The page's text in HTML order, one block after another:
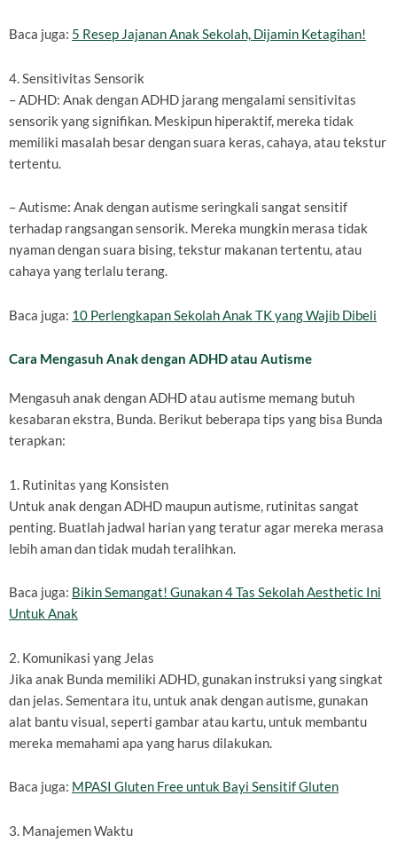
Baca juga: 5 Resep Jajanan Anak Sekolah, Dijamin Ketagihan!
4. Sensitivitas Sensorik
– ADHD: Anak dengan ADHD jarang mengalami sensitivitas
sensorik yang signifikan. Meskipun hiperaktif, mereka tidak
memiliki masalah besar dengan suara keras, cahaya, atau tekstur
tertentu.
– Autisme: Anak dengan autisme seringkali sangat sensitif
terhadap rangsangan sensorik. Mereka mungkin merasa tidak
nyaman dengan suara bising, tekstur makanan tertentu, atau
cahaya yang terlalu terang.
Baca juga: 10 Perlengkapan Sekolah Anak TK yang Wajib Dibeli
Cara Mengasuh Anak dengan ADHD atau Autisme
Mengasuh anak dengan ADHD atau autisme memang butuh
kesabaran ekstra, Bunda. Berikut beberapa tips yang bisa Bunda
terapkan:
1. Rutinitas yang Konsisten
Untuk anak dengan ADHD maupun autisme, rutinitas sangat
penting. Buatlah jadwal harian yang teratur agar mereka merasa
lebih aman dan tidak mudah teralihkan.
Baca juga: Bikin Semangat! Gunakan 4 Tas Sekolah Aesthetic Ini
Untuk Anak
2. Komunikasi yang Jelas
Jika anak Bunda memiliki ADHD, gunakan instruksi yang singkat
dan jelas. Sementara itu, untuk anak dengan autisme, gunakan
alat bantu visual, seperti gambar atau kartu, untuk membantu
mereka memahami apa yang harus dilakukan.
Baca juga: MPASI Gluten Free untuk Bayi Sensitif Gluten
3. Manajemen Waktu